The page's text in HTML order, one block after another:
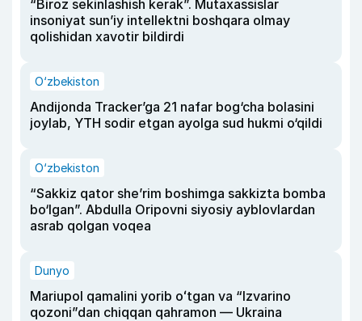
“Biroz sekinlashish kerak”. Mutaxassislar
insoniyat sun’iy intellektni boshqara olmay
qolishidan xavotir bildirdi
O‘zbekiston
Andijonda Tracker’ga 21 nafar bog‘cha bolasini
joylab, YTH sodir etgan ayolga sud hukmi o‘qildi
O‘zbekiston
“Sakkiz qator she’rim boshimga sakkizta bomba
bo‘lgan”. Abdulla Oripovni siyosiy ayblovlardan
asrab qolgan voqea
Dunyo
Mariupol qamalini yorib oʻtgan va “Izvarino
qozoni”dan chiqqan qahramon — Ukraina